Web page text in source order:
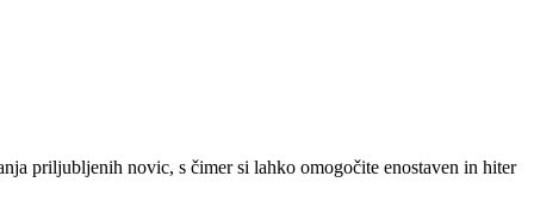
priljubljenih novic, s čimer si lahko omogočite enostaven in hiter